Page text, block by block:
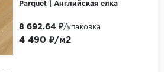
Parquet | Английская елка
4 490 ₽/м2
8 692.64 ₽/упаковка